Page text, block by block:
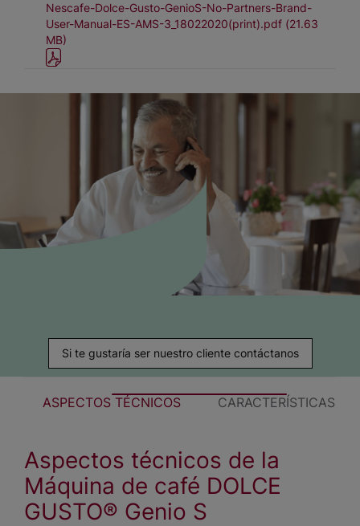
Nescafe-Dolce-Gusto-GenioS-No-Partners-Brand-
User-Manual-ES-AMS-3_18022020(print).pdf (21.63
MB)
Si te gustaría ser nuestro cliente contáctanos
ASPECTOS TÉCNICOS CARACTERÍSTICAS Y
Aspectos técnicos de la
Máquina de café DOLCE
GUSTO® Genio S